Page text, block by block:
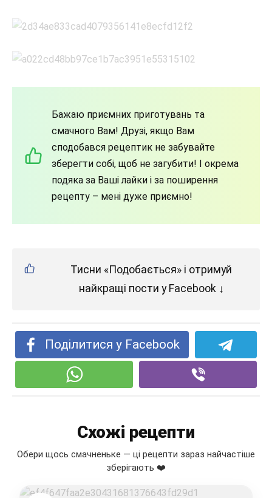
Бажаю приємних приготувань та
смачного Вам! Друзі, якщо Вам
сподобався рецептик не забувайте
зберегти собі, щоб не загубити! І окрема
подяка за Ваші лайки і за поширення
рецепту – мені дуже приємно!
Тисни «Подобається» і отримуй
найкращі пости у Facebook ↓
Поділитися у Facebook
Схожі рецепти
Обери щось смачненьке — ці рецепти зараз найчастіше
зберігають ❤️